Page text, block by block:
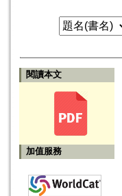
閱讀本文
加值服務